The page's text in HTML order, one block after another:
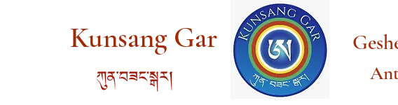
Kunsang Gar